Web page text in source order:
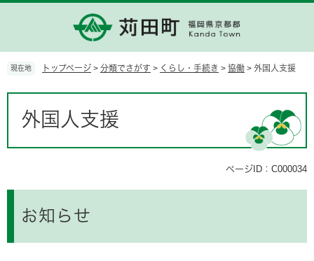
の
で
ー
ば
現在地 トップページ > 分類でさがす > くらし・手続き > 協働 > 外国人支援
外国人支援
ページID：C000034
お知らせ